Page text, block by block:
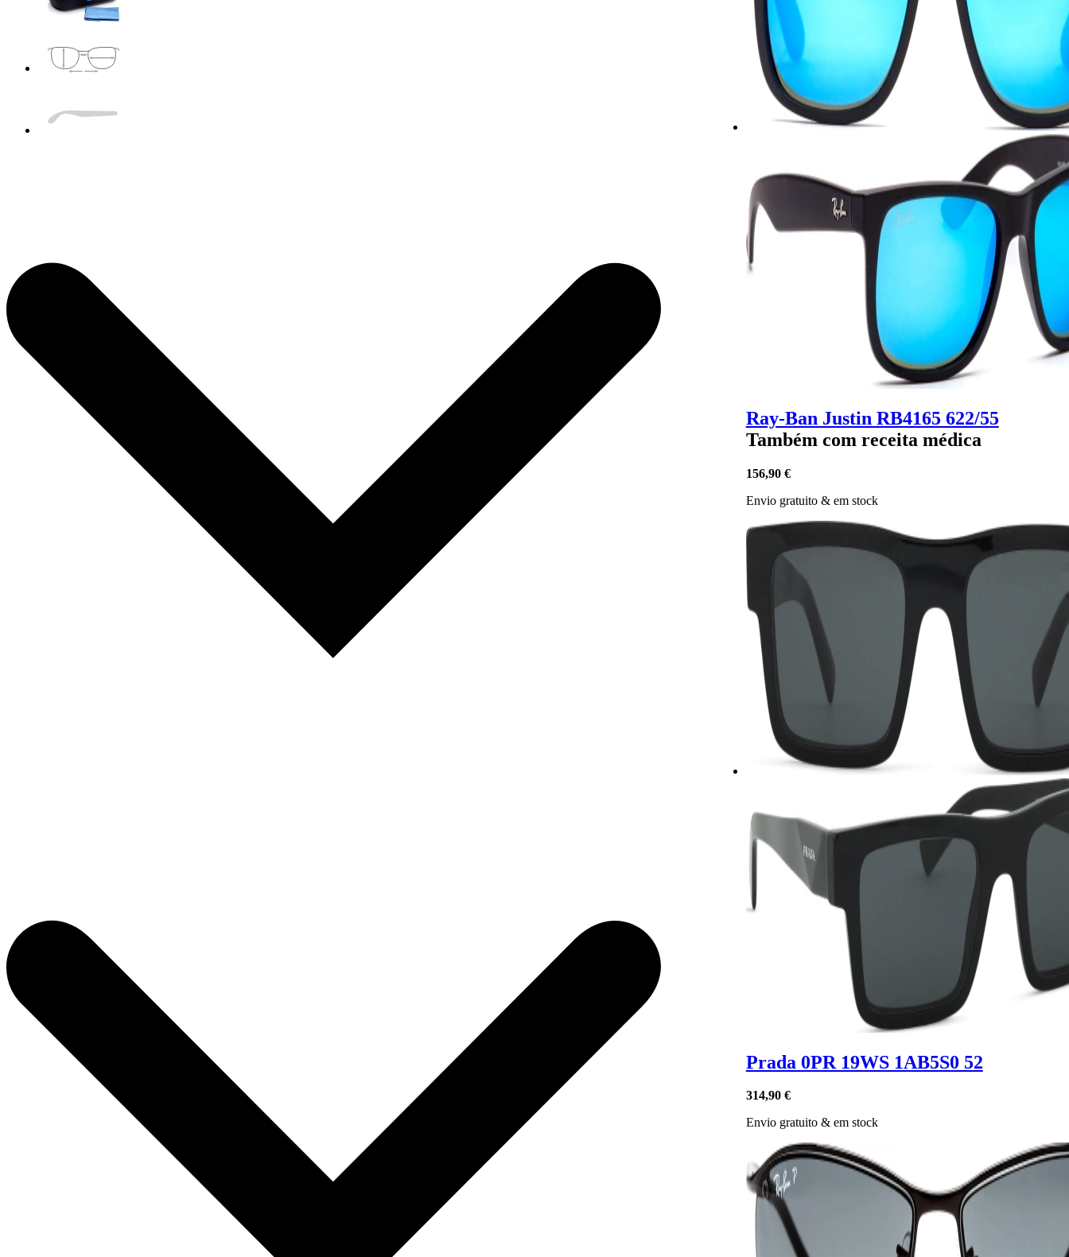
Ray-Ban Justin RB4165 622/55
Também com receita médica
156,90 €
Envio gratuito & em stock
Prada 0PR 19WS 1AB5S0 52
314,90 €
Envio gratuito & em stock